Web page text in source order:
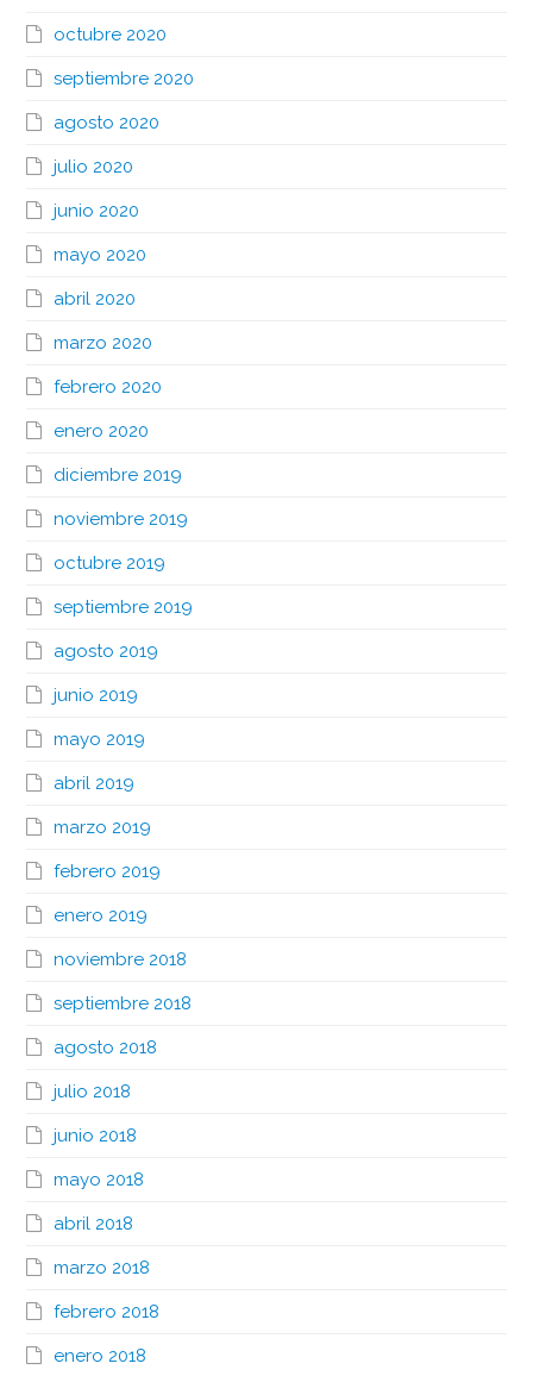
octubre 2020
septiembre 2020
agosto 2020
julio 2020
junio 2020
mayo 2020
abril 2020
marzo 2020
febrero 2020
enero 2020
diciembre 2019
noviembre 2019
octubre 2019
septiembre 2019
agosto 2019
junio 2019
mayo 2019
abril 2019
marzo 2019
febrero 2019
enero 2019
noviembre 2018
septiembre 2018
agosto 2018
julio 2018
junio 2018
mayo 2018
abril 2018
marzo 2018
febrero 2018
enero 2018